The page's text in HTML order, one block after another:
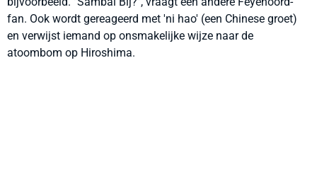
fan. Ook wordt gereageerd met 'ni hao' (een Chinese groet)
en verwijst iemand op onsmakelijke wijze naar de
atoombom op Hiroshima.